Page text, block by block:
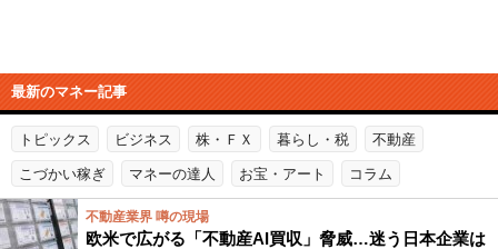
最新のマネー記事
トピックス ビジネス 株・ＦＸ 暮らし・税 不動産
こづかい稼ぎ マネーの達人 お宝・アート コラム
不動産業界 噂の現場
欧米で広がる「不動産AI買収」脅威…迷う日本企業は